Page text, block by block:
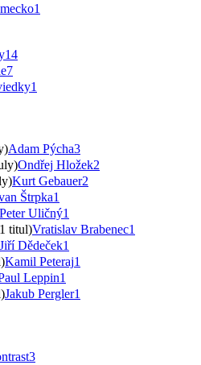
1
14
7
1
Adam Pýcha3
Ondřej Hložek2
Kurt Gebauer2
Štrpka1
Peter Uličný1
titul)Vratislav Brabenec1
Jiří Dědeček1
Kamil Peteraj1
Leppin1
Jakub Pergler1
3